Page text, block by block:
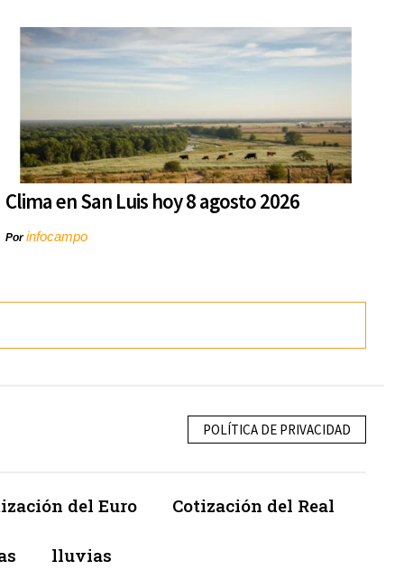
Clima en San Luis hoy 8 agosto 2026
Porinfocampo
POLÍTICA DE PRIVACIDAD
del Euro Cotización del Real
lluvias